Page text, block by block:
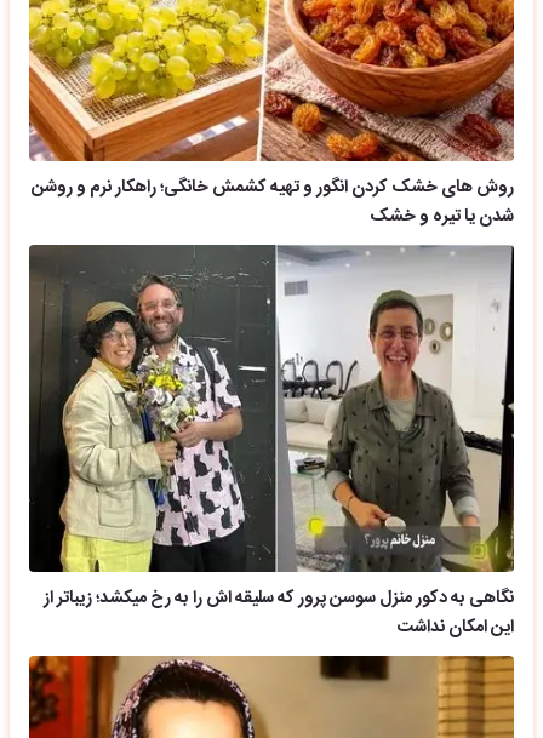
روش های خشک کردن انگور و تهیه کشمش خانگی؛ راهکار نرم و روشن
شدن یا تیره و خشک
نگاهی به دکور منزل سوسن پرور که سلیقه اش را به رخ میکشد؛ زیباتر از
این امکان نداشت